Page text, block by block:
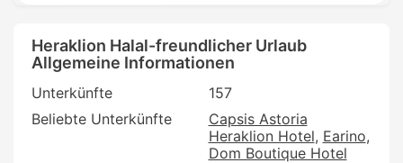
Heraklion Halal-freundlicher Urlaub
Allgemeine Informationen
Unterkünfte
157
Beliebte Unterkünfte
Capsis Astoria
Heraklion Hotel Earino
Dom Boutique Hotel